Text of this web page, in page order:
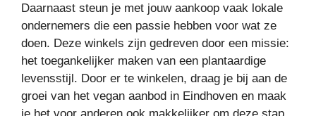
Daarnaast steun je met jouw aankoop vaak lokale
ondernemers die een passie hebben voor wat ze
doen. Deze winkels zijn gedreven door een missie:
het toegankelijker maken van een plantaardige
levensstijl. Door er te winkelen, draag je bij aan de
groei van het vegan aanbod in Eindhoven en maak
je het voor anderen ook makkelijker om deze stap